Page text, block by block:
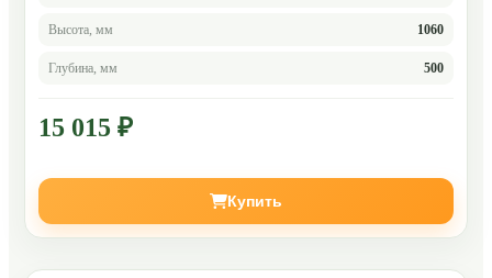
Высота, мм 1060
Глубина, мм 500
15 015 ₽
Купить